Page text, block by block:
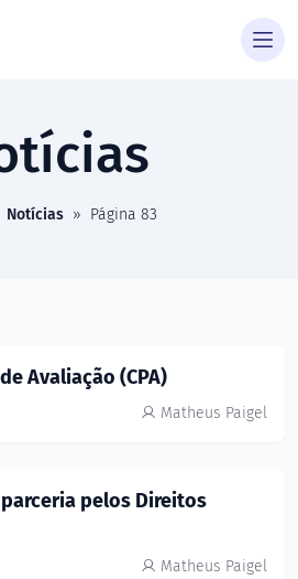
Notícias » Página 83
Avaliação (CPA)
Matheus Paigel
parceria pelos Direitos
Matheus Paigel